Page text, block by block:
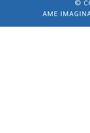
©
AME